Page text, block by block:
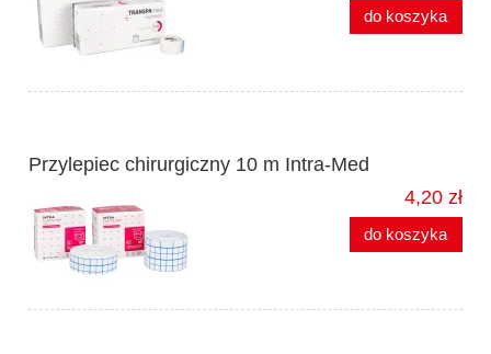
do koszyka
Przylepiec chirurgiczny 10 m Intra-Med
4,20 zł
do koszyka